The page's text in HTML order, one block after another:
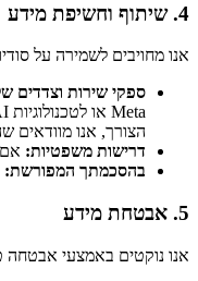
4. שיתוף וחשיפת מידע
אנו מחויבים לשמירה על
ספקי שירות וצדדים
הצורך, אנו מוודאים
דרישות משפטיות: אם
בהסכמתך המפורשת:
5. אבטחת מידע
אנו נוקטים באמצעי אבטחה